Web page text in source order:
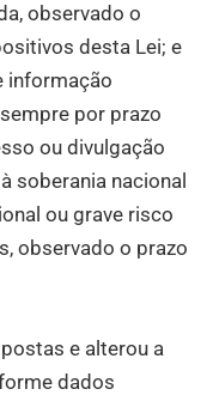
observado o
desta Lei; e
informação
por prazo
ou divulgação
soberania nacional
ou grave risco
observado o prazo
e alterou a
dados